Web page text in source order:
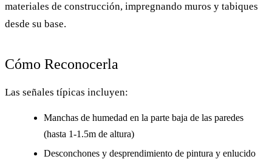
materiales de construcción, impregnando muros y tabiques
desde su base.
Cómo Reconocerla
Las señales típicas incluyen:
Manchas de humedad en la parte baja de las paredes
(hasta 1-1.5m de altura)
Desconchones y desprendimiento de pintura y enlucido